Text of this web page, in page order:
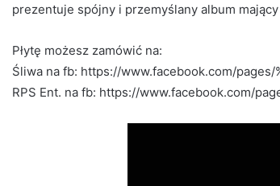
prezentuje spójny i przemyślany album
Płytę możesz zamówić na:
Śliwa na fb: https://www.facebook.com/
RPS Ent. na fb: https://www.facebook.com/